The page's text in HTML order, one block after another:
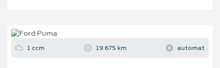
1 ccm 19 675 km automat